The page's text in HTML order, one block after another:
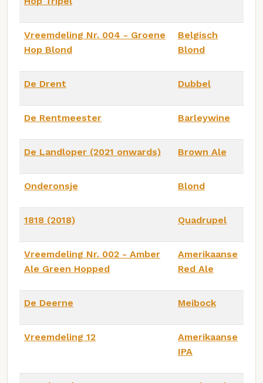
Vreemdeling Nr. 004 - Groene
Hop Blond
Belgisch
Blond
De Drent Dubbel
De Rentmeester Barleywine
De Landloper (2021 onwards) Brown Ale
Onderonsje Blond
1818 (2018) Quadrupel
Vreemdeling Nr. 002 - Amber
Ale Green Hopped
Amerikaanse
Red Ale
De Deerne Meibock
Vreemdeling 12
Amerikaanse
IPA